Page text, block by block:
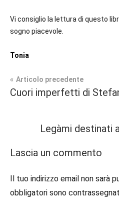
Vi consiglio la lettura di questo
sogno piacevole.
Tonia
Tag
#bloggerlife,
#booklover,
#ebook
#inspiration,
Contemporary
piano
Recensioni
Navigazione
Articolo precedente
Cuori imperfetti di
Legàmi destinati
Lascia un commento
Il tuo indirizzo email non sarà
obbligatori sono